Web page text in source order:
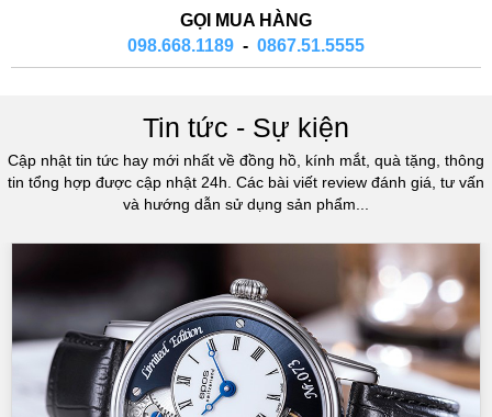
GỌI MUA HÀNG
098.668.1189 - 0867.51.5555
Tin tức - Sự kiện
Cập nhật tin tức hay mới nhất về đồng hồ, kính mắt, quà tặng, thông
tin tổng hợp được cập nhật 24h. Các bài viết review đánh giá, tư vấn
và hướng dẫn sử dụng sản phẩm...